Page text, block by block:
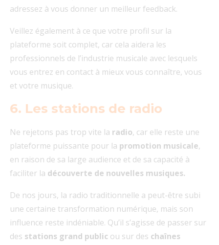
adressez à vous donner un meilleur feedback.
Veillez également à ce que votre profil sur la
plateforme soit complet, car cela aidera les
professionnels de l’industrie musicale avec lesquels
vous entrez en contact à mieux vous connaître, vous
et votre musique.
6. Les stations de radio
Ne rejetons pas trop vite la radio, car elle reste une
plateforme puissante pour la promotion musicale,
en raison de sa large audience et de sa capacité à
faciliter la découverte de nouvelles musiques.
De nos jours, la radio traditionnelle a peut-être subi
une certaine transformation numérique, mais son
influence reste indéniable. Qu’il s’agisse de passer sur
des stations grand public ou sur des chaînes